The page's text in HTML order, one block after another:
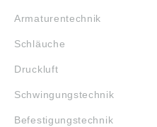
Armaturentechnik
Schläuche
Druckluft
Schwingungstechnik
Befestigungstechnik